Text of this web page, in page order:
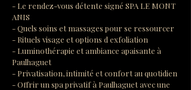
- Le rendez-vous détente signé SPA LE MONT
ANIS
- Quels soins et massages pour se ressourcer
- Rituels visage et options d exfoliation
- Luminothérapie et ambiance apaisante à
Paulhaguet
- Privatisation, intimité et confort au quotidien
- Offrir un spa privatif à Paulhaguet avec une